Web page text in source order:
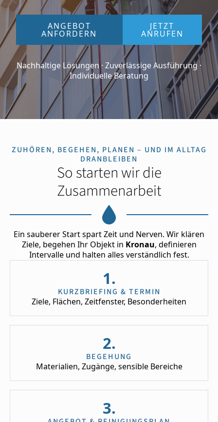
ANGEBOT
ANFORDERN
JETZT
ANRUFEN
Nachhaltige Lösungen · Zuverlässige Ausführung ·
Individuelle Beratung
ZUHÖREN, BEGEHEN, PLANEN – UND IM ALLTAG
DRANBLEIBEN
So starten wir die
Zusammenarbeit
Ein sauberer Start spart Zeit und Nerven. Wir klären
Ziele, begehen Ihr Objekt in Kronau, definieren
Intervalle und halten alles verständlich fest.
1.
KURZBRIEFING & TERMIN
Ziele, Flächen, Zeitfenster, Besonderheiten
2.
BEGEHUNG
Materialien, Zugänge, sensible Bereiche
3.